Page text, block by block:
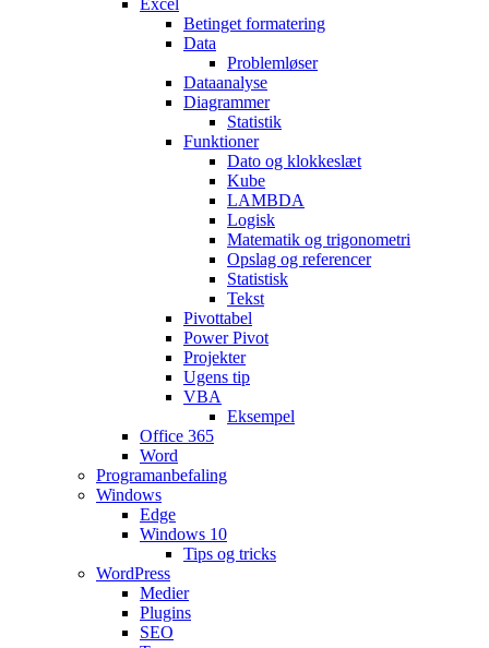
Excel
Betinget formatering
Data
Problemløser
Dataanalyse
Diagrammer
Statistik
Funktioner
Dato og klokkeslæt
Kube
LAMBDA
Logisk
Matematik og trigonometri
Opslag og referencer
Statistisk
Tekst
Pivottabel
Power Pivot
Projekter
Ugens tip
VBA
Eksempel
Office 365
Word
Programanbefaling
Windows
Edge
Windows 10
Tips og tricks
WordPress
Medier
Plugins
SEO